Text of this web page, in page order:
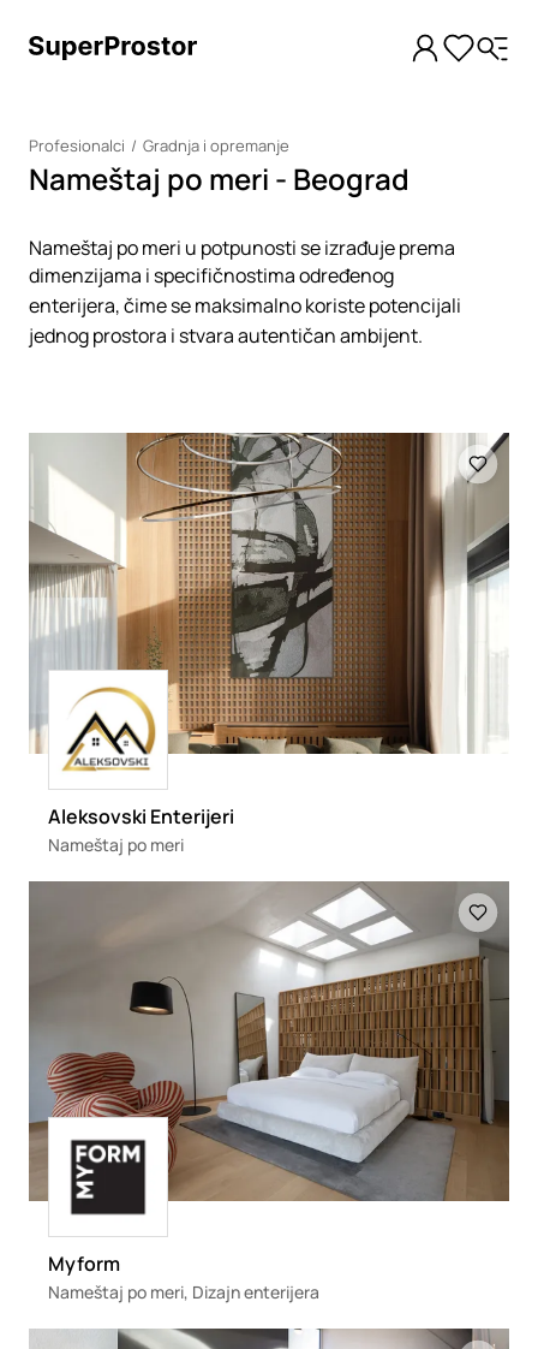
Profesionalci Gradnja i opremanje
Nameštaj po meri - Beograd
Nameštaj po meri u potpunosti se izrađuje prema
dimenzijama i specifičnostima određenog
enterijera, čime se maksimalno koriste potencijali
jednog prostora i stvara autentičan ambijent.
Loading
Aleksovski Enterijeri
Nameštaj po meri
Myform
Nameštaj po meri, Dizajn enterijera